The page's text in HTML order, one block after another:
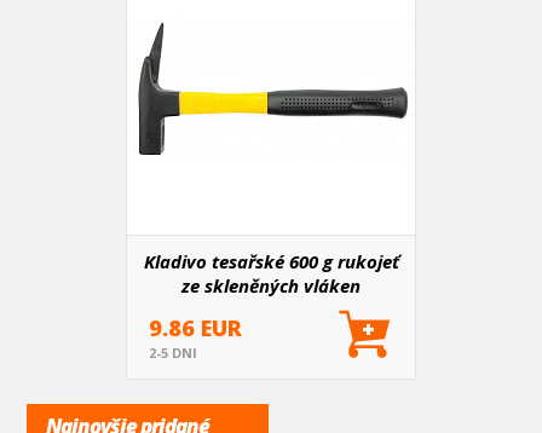
Kladivo tesařské 600 g rukojeť
ze skleněných vláken
9.86 EUR
2-5 DNI
Najnovšie pridané